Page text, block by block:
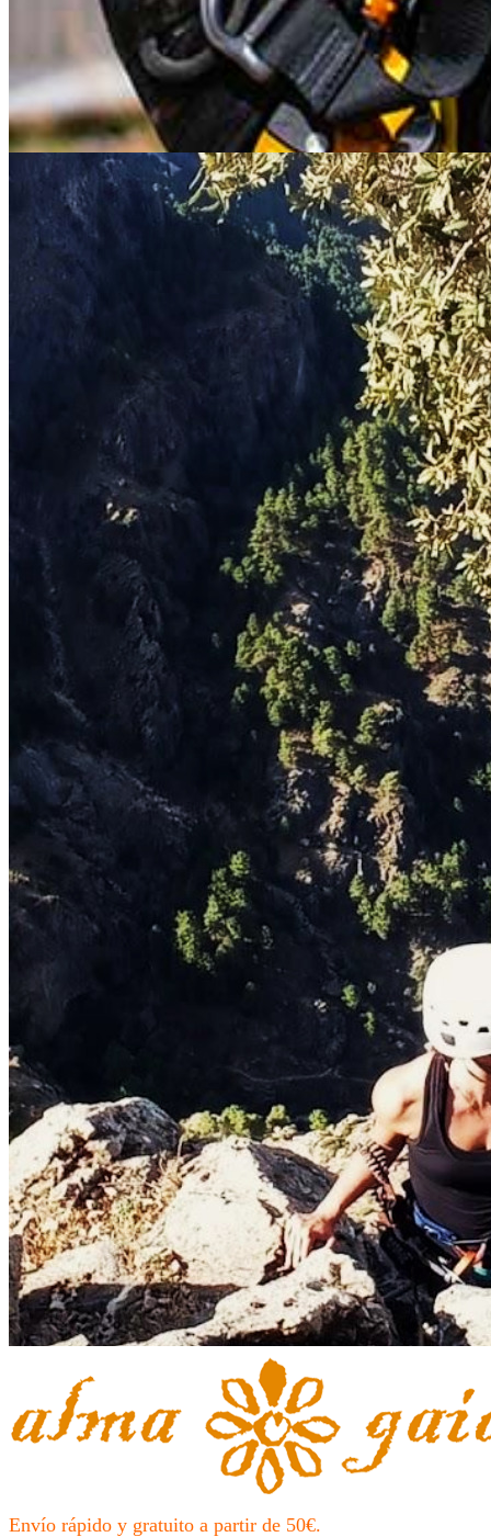
Envío rápido y gratuito a partir de 50€.